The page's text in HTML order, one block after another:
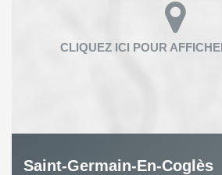
Saint-Germain-En-Coglès